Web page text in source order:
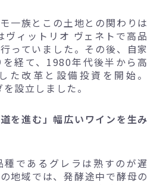
一族とこの土地との関わりは
ィットリオ ヴェネトで高品
っていました。その後、自家
経て、1980年代後半から高
た改革と設備投資を開始。
設立しました。
を進む」幅広いワインを生み
であるグレラは熟すのが遅
地域では、発酵途中で酵母の